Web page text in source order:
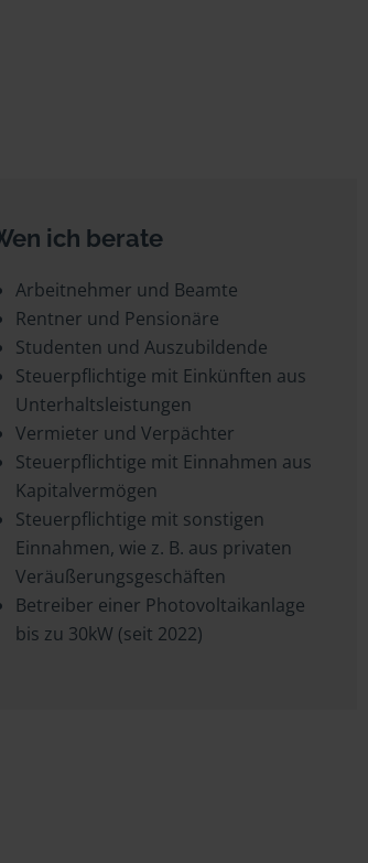
ich berate
Arbeitnehmer und Beamte
Rentner und Pensionäre
Studenten und Auszubildende
Steuerpflichtige mit Einkünften aus
Unterhaltsleistungen
Vermieter und Verpächter
Steuerpflichtige mit Einnahmen aus
Kapitalvermögen
Steuerpflichtige mit sonstigen
Einnahmen, wie z. B. aus privaten
Veräußerungsgeschäften
Betreiber einer Photovoltaikanlage
bis zu 30kW (seit 2022)